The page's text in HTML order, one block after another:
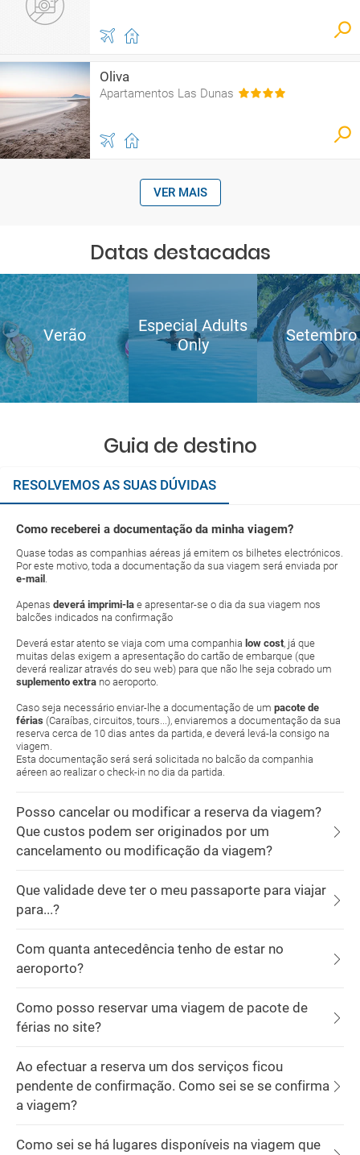
Oliva
Apartamentos Las Dunas
VER MAIS
Datas destacadas
Verão
Especial Adults
Only
Setembro
Guia de destino
RESOLVEMOS AS SUAS DÚVIDAS
Como receberei a documentação da minha viagem?
Quase todas as companhias aéreas já emitem os bilhetes electrónicos.
Por este motivo, toda a documentação da sua viagem será enviada por
e-mail .
Apenas deverá imprimi-la e apresentar-se o dia da sua viagem nos
balcões indicados na confirmação
Deverá estar atento se viaja com uma companhia low cost, já que
muitas delas exigem a apresentação do cartão de embarque (que
deverá realizar através do seu web) para que não lhe seja cobrado um
suplemento extra no aeroporto.
Caso seja necessário enviar-lhe a documentação de um pacote de
férias (Caraíbas, circuitos, tours...), enviaremos a documentação da sua
reserva cerca de 10 dias antes da partida, e deverá levá-la consigo na
viagem.
Esta documentação será será solicitada no balcão da companhia
aéreen ao realizar o check-in no dia da partida.
Posso cancelar ou modificar a reserva da viagem?
Que custos podem ser originados por um
cancelamento ou modificação da viagem?
Que validade deve ter o meu passaporte para viajar
para...?
Com quanta antecedência tenho de estar no
aeroporto?
Como posso reservar uma viagem de pacote de
férias no site?
Ao efectuar a reserva um dos serviços ficou
pendente de confirmação. Como sei se se confirma
a viagem?
Como sei se há lugares disponíveis na viagem que